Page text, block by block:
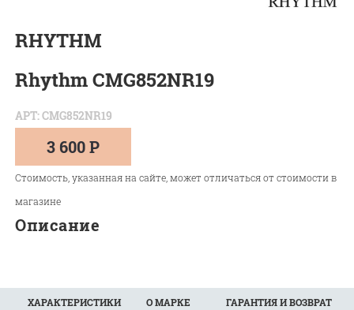
RHYTHM
Rhythm CMG852NR19
АРТ: CMG852NR19
3 600 Р
Стоимость, указанная на сайте, может отличаться от стоимости в
магазине
Описание
ХАРАКТЕРИСТИКИ О МАРКЕ ГАРАНТИЯ И ВОЗВРАТ